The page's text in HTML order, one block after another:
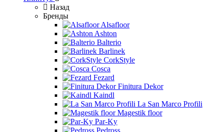
Назад
Бренды
Alsafloor
Ashton
Balterio
Barlinek
CorkStyle
Cosca
Fezard
Finitura Dekor
Kaindl
La San Marco Profili
Magestik floor
Par-Ky
Pedross